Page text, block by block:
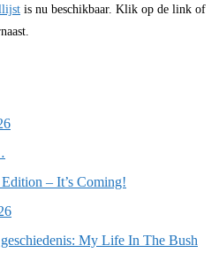
is nu beschikbaar. Klik op de link of
– It’s Coming!
My Life In The Bush